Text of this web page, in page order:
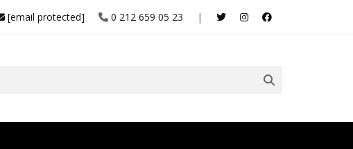
|
0 212 659 05 23
[email protected]